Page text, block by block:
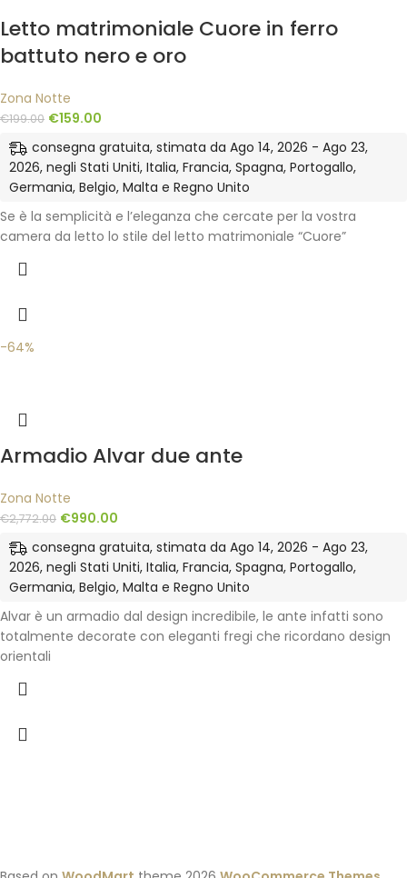
Letto matrimoniale Cuore in ferro
battuto nero e oro
Zona Notte
€199.00 €159.00
consegna gratuita, stimata da Ago 14, 2026 - Ago 23,
2026, negli Stati Uniti, Italia, Francia, Spagna, Portogallo,
Germania, Belgio, Malta e Regno Unito
Se è la semplicità e l’eleganza che cercate per la vostra
camera da letto lo stile del letto matrimoniale “Cuore”
-64%
Armadio Alvar due ante
Zona Notte
€2,772.00 €990.00
consegna gratuita, stimata da Ago 14, 2026 - Ago 23,
2026, negli Stati Uniti, Italia, Francia, Spagna, Portogallo,
Germania, Belgio, Malta e Regno Unito
Alvar è un armadio dal design incredibile, le ante infatti sono
totalmente decorate con eleganti fregi che ricordano design
orientali